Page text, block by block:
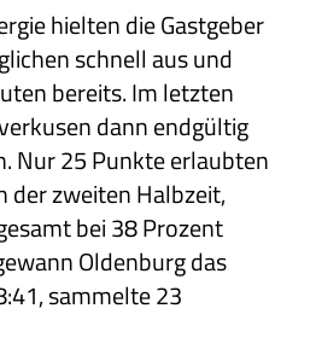
hielten die Gastgeber
schnell aus und
bereits. Im letzten
dann endgültig
Nur 25 Punkte erlaubten
der zweiten Halbzeit,
bei 38 Prozent
Oldenburg das
sammelte 23